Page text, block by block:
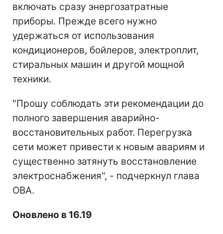
включать сразу энергозатратные
приборы. Прежде всего нужно
удержаться от использования
кондиционеров, бойлеров, электроплит,
стиральных машин и другой мощной
техники.
"Прошу соблюдать эти рекомендации до
полного завершения аварийно-
восстановительных работ. Перегрузка
сети может привести к новым авариям и
существенно затянуть восстановление
электроснабжения", - подчеркнул глава
ОВА.
Оновлено в 16.19